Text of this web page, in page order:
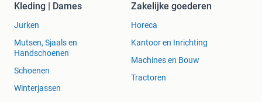
Kleding | Dames
Jurken
Mutsen, Sjaals en
Handschoenen
Schoenen
Winterjassen
Zakelijke goederen
Horeca
Kantoor en Inrichting
Machines en Bouw
Tractoren